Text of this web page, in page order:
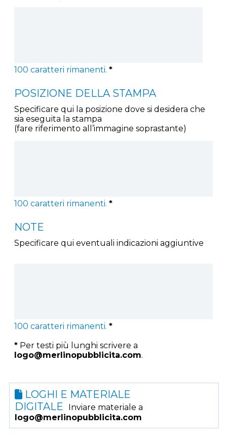
100 caratteri rimanenti. *
POSIZIONE DELLA STAMPA
Specificare qui la posizione dove si desidera che
sia eseguita la stampa
(fare riferimento all’immagine soprastante)
100 caratteri rimanenti. *
NOTE
Specificare qui eventuali indicazioni aggiuntive
100 caratteri rimanenti. *
* Per testi più lunghi scrivere a
logo@merlinopubblicita.com.
LOGHI E MATERIALE
DIGITALE
Inviare materiale a
logo@merlinopubblicita.com